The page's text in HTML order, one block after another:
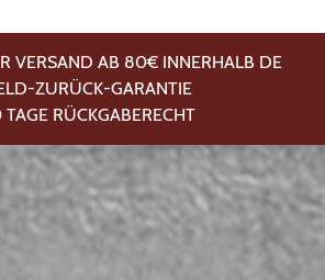
VERSAND AB 80€ INNERHALB DE
ZURÜCK-GARANTIE
RÜCKGABERECHT